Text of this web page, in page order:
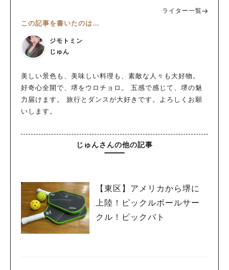
ライター一覧
この記事を書いたのは…
ジモトミン
じゅん
美しい景色も、美味しい料理も、素敵な人々も大好物。
好奇心全開で、堺をウロチョロ。 五感で感じて、堺の魅
力届けます。 旅行とダンスが大好きです。よろしくお願
いします。
じゅんさんの他の記事
【東区】アメリカから堺に
上陸！ピックルボールサー
クル！ピックバト